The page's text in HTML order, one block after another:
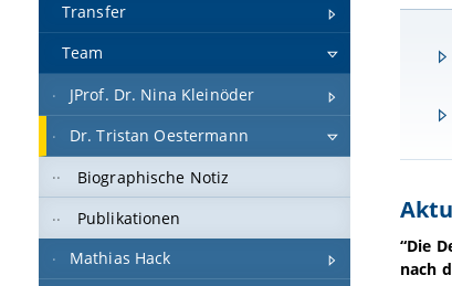
Transfer
Team
JProf. Dr. Nina Kleinöder
Dr. Tristan Oestermann
Biographische Notiz
Publikationen
Mathias Hack
“Die
nach